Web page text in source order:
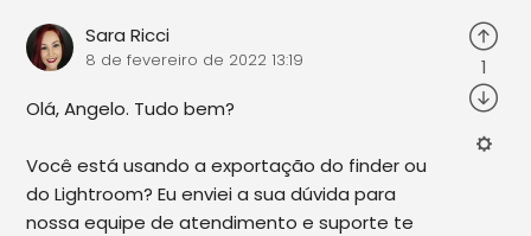
Sara Ricci
8 de fevereiro de 2022 13:19
Olá, Angelo. Tudo bem?
Você está usando a exportação do finder ou
do Lightroom? Eu enviei a sua dúvida para
nossa equipe de atendimento e suporte te
1